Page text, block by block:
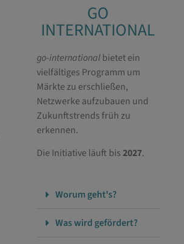
GO
INTERNATIONAL
go-internationalbietet ein
vielfältiges Programm um
Märkte zu erschließen,
Netzwerke aufzubauen und
Zukunftstrends früh zu
erkennen.
Die Initiative läuft bis2027.
Worum geht's?
Was wird gefördert?